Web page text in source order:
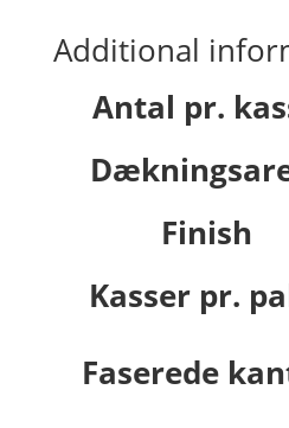
Additional
Antal pr.
Finish
Kasser pr.
Faserede